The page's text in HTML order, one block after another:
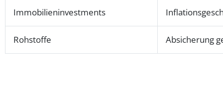
Immobilieninvestments
Rohstoffe Absicherung